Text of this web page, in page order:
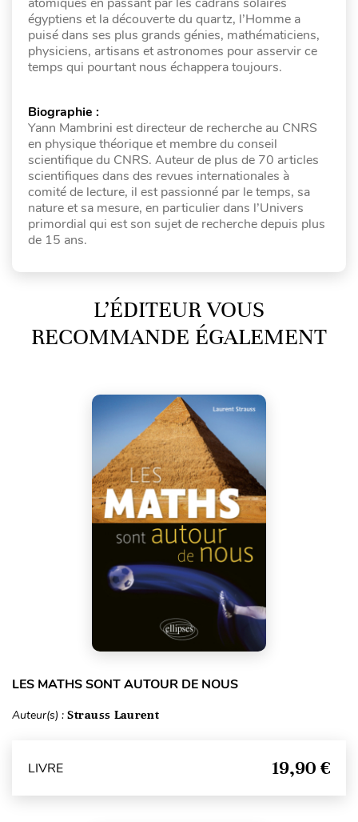
atomiques en passant par les cadrans solaires
égyptiens et la découverte du quartz, l’Homme a
puisé dans ses plus grands génies, mathématiciens,
physiciens, artisans et astronomes pour asservir ce
temps qui pourtant nous échappera toujours.
Biographie :
Yann Mambrini est directeur de recherche au CNRS
en physique théorique et membre du conseil
scientifique du CNRS. Auteur de plus de 70 articles
scientifiques dans des revues internationales à
comité de lecture, il est passionné par le temps, sa
nature et sa mesure, en particulier dans l’Univers
primordial qui est son sujet de recherche depuis plus
de 15 ans.
L’ÉDITEUR VOUS
RECOMMANDE ÉGALEMENT
LES MATHS SONT AUTOUR DE NOUS
Auteur(s) : Strauss Laurent
LIVRE 19,90 €